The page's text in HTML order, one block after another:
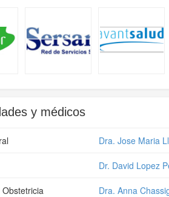
y médicos
Dra. Jose Maria
Dr. David Lopez
Dra. Anna